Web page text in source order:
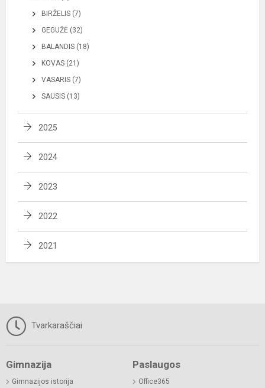
BIRŽELIS (7)
GEGUŽĖ (32)
BALANDIS (18)
KOVAS (21)
VASARIS (7)
SAUSIS (13)
2025
2024
2023
2022
2021
Tvarkaraščiai
Gimnazija
Gimnazijos istorija
Paslaugos
Office365